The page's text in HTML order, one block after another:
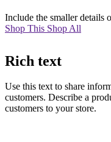
Include the smaller details
Shop This Shop All
Rich text
Use this text to share
customers. Describe a
customers to your store.